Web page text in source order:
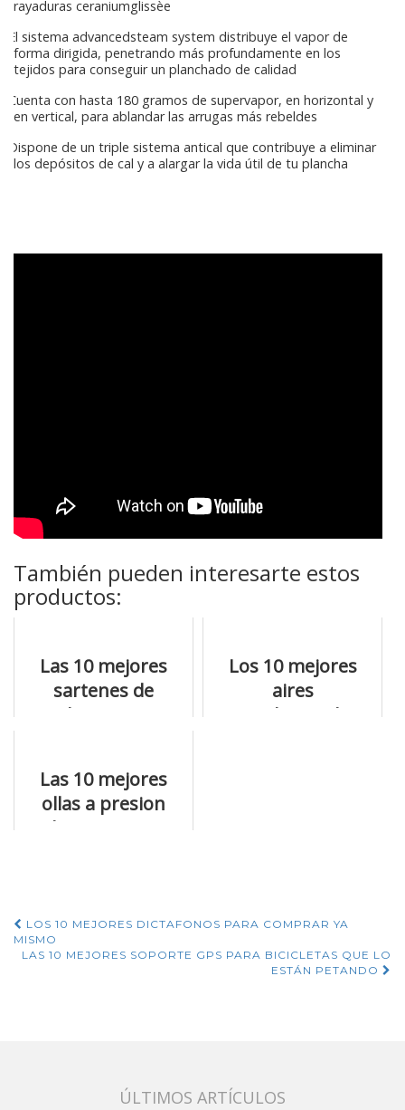
rayaduras ceraniumglissèe
El sistema advancedsteam system distribuye el vapor de
forma dirigida, penetrando más profundamente en los
tejidos para conseguir un planchado de calidad
Cuenta con hasta 180 gramos de supervapor, en horizontal y
en vertical, para ablandar las arrugas más rebeldes
Dispone de un triple sistema antical que contribuye a eliminar
los depósitos de cal y a alargar la vida útil de tu plancha
También pueden interesarte estos
productos:
Las 10 mejores
sartenes de
induccion que
Los 10 mejores
aires
acondicionados
Las 10 mejores
ollas a presion
electricas para
Navegación
de
LOS 10 MEJORES DICTAFONOS PARA COMPRAR YA
MISMO
LAS 10 MEJORES SOPORTE GPS PARA BICICLETAS QUE LO
ESTÁN PETANDO
ÚLTIMOS ARTÍCULOS